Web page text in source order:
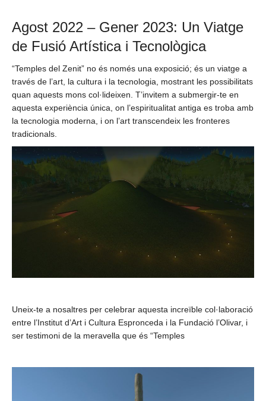
Agost 2022 – Gener 2023: Un Viatge
de Fusió Artística i Tecnològica
“Temples del Zenit” no és només una exposició; és un viatge a
través de l’art, la cultura i la tecnologia, mostrant les possibilitats
quan aquests mons col·lideixen. T’invitem a submergir-te en
aquesta experiència única, on l’espiritualitat antiga es troba amb
la tecnologia moderna, i on l’art transcendeix les fronteres
tradicionals.
Uneix-te a nosaltres per celebrar aquesta increïble col·laboració
entre l’Institut d’Art i Cultura Espronceda i la Fundació l’Olivar, i
ser testimoni de la meravella que és “Temples